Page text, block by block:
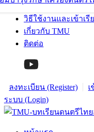
วิธีใช้งานและเข้าเ
เกี่ยวกับ TMU
ติดต่อ
ลงทะเบียน (Register)
ระบบ (Login)